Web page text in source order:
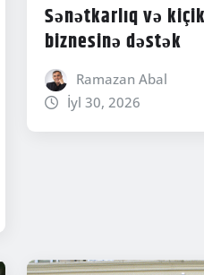
Sənətkarlıq və
biznesinə dəstək
Ramazan Abal
İyl 30, 2026